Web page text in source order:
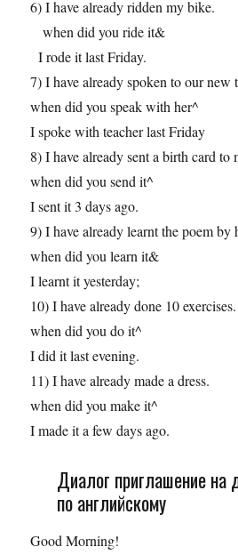
6) I have already ridden my bike.
when did you ride it&
I rode it last Friday.
7) I have already spoken to our new
when did you speak with her^
I spoke with teacher last Friday
8) I have already sent a birth card to
when did you send it^
I sent it 3 days ago.
9) I have already learnt the poem by
when did you learn it&
I learnt it yesterday;
10) I have already done 10 exercises.
when did you do it^
I did it last evening.
11) I have already made a dress.
when did you make it^
I made it a few days ago.
Диалог приглашение на
по английскому
Good Morning!